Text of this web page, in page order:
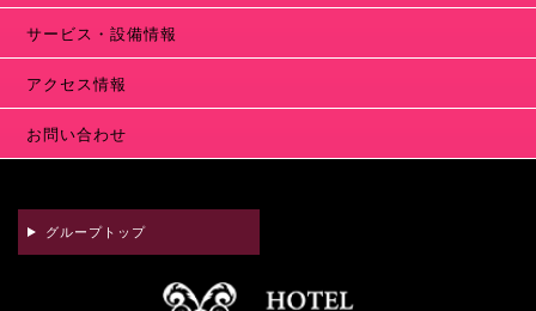
サービス・設備情報
アクセス情報
お問い合わせ
グループトップ